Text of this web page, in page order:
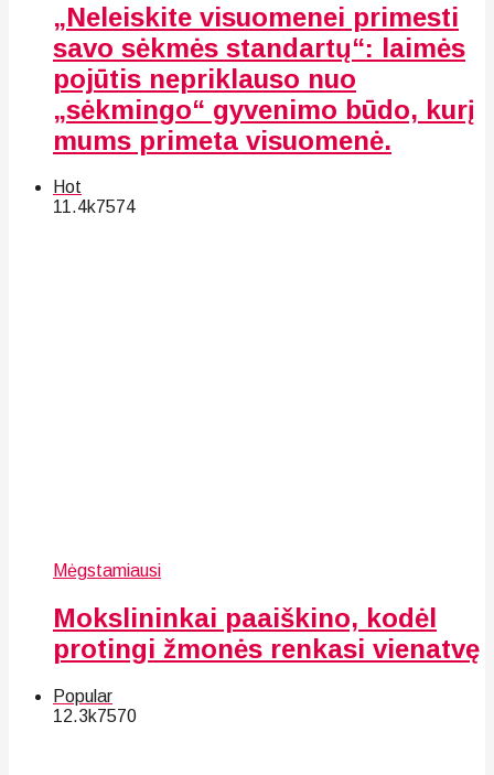
„Neleiskite visuomenei primesti
savo sėkmės standartų“: laimės
pojūtis nepriklauso nuo
„sėkmingo“ gyvenimo būdo, kurį
mums primeta visuomenė.
Hot
11.4k7574
Mėgstamiausi
Mokslininkai paaiškino, kodėl
protingi žmonės renkasi vienatvę
Popular
12.3k7570